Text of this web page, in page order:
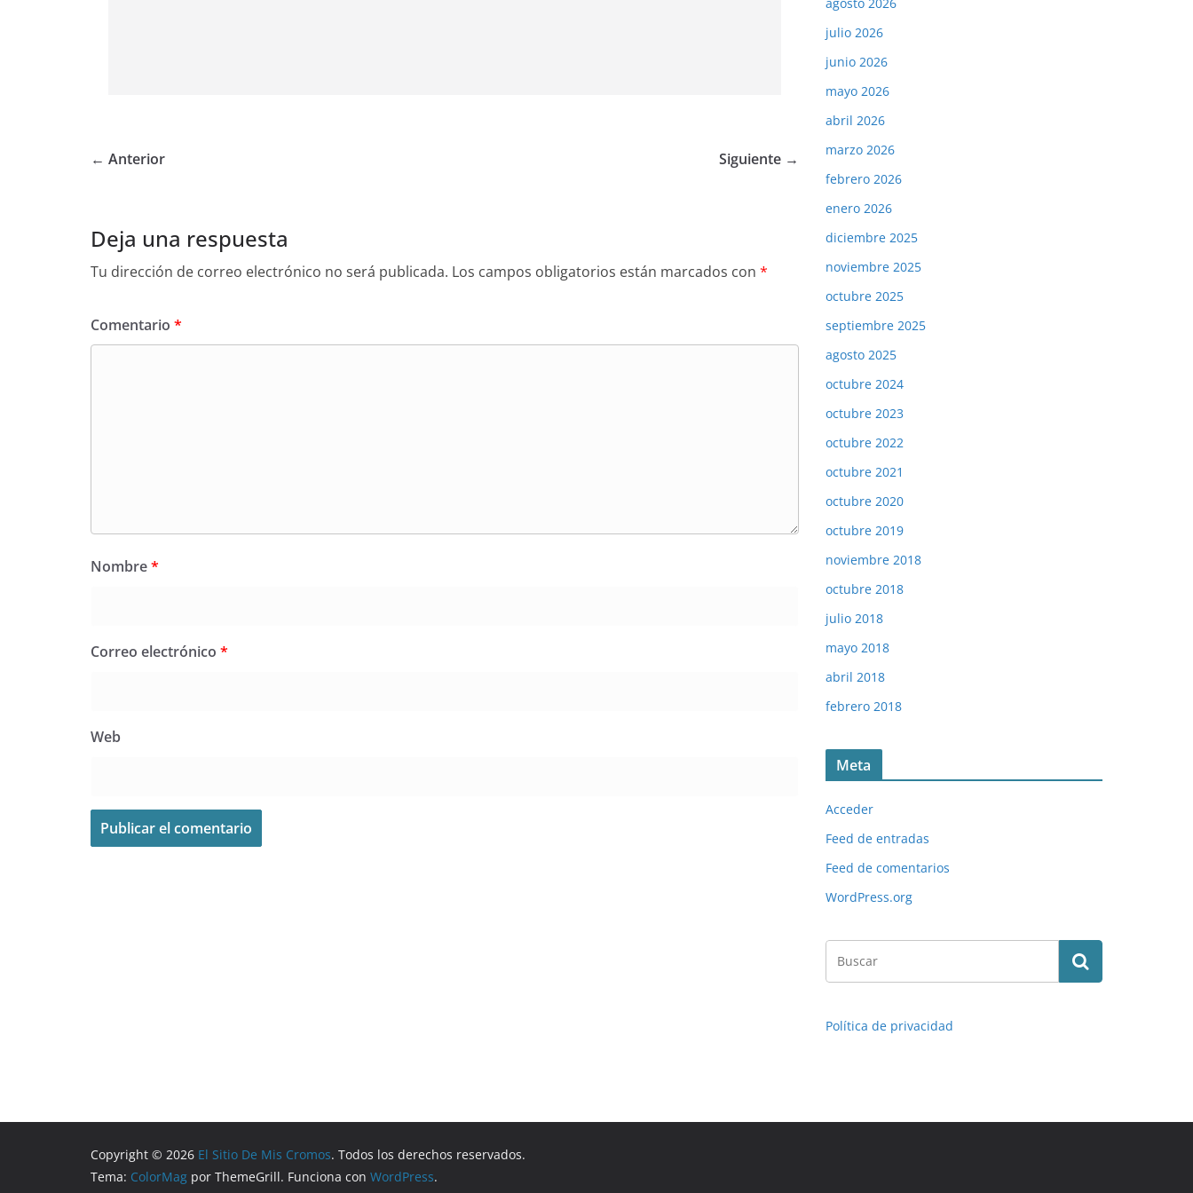
← Anterior Siguiente →
Deja una respuesta
Tu dirección de correo electrónico no será publicada. Los campos obligatorios están marcados con *
Comentario *
Nombre*
Correo electrónico *
Web
agosto 2026
julio 2026
junio 2026
mayo 2026
abril 2026
marzo 2026
febrero 2026
enero 2026
diciembre 2025
noviembre 2025
octubre 2025
septiembre 2025
agosto 2025
octubre 2024
octubre 2023
octubre 2022
octubre 2021
octubre 2020
octubre 2019
noviembre 2018
octubre 2018
julio 2018
mayo 2018
abril 2018
febrero 2018
Meta
Acceder
Feed de entradas
Feed de comentarios
WordPress.org
Política de privacidad
Copyright © 2026 El Sitio De Mis Cromos. Todos los derechos reservados.
Tema: ColorMag por ThemeGrill. Funciona con WordPress.